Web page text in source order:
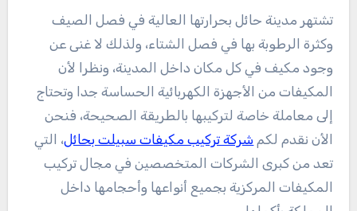
تشتهر مدينة حائل بحرارتها العالية في فصل الصيف
وكثرة الرطوبة بها في فصل الشتاء، ولذلك لا غنى عن
وجود مكيف في كل مكان داخل المدينة، ونظرا لأن
المكيفات من الأجهزة الكهربائية الحساسة جدا وتحتاج
إلى معاملة خاصة لتركيبها بالطريقة الصحيحة، فنحن
الأن نقدم لكم شركة تركيب مكيفات سبيلت بحائل، التي
تعد من كبرى الشركات المتخصصين في مجال تركيب
المكيفات المركزية بجميع أنواعها وأحجامها داخل